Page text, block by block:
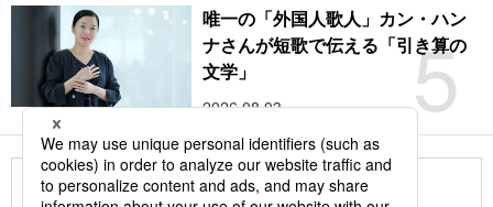
5
唯一の「外国人歌人」カン・ハン
ナさんが短歌で伝える「引き算の
文学」
2026.08.03
もっと見る